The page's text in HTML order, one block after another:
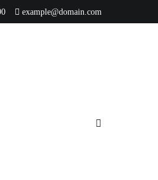
example@domain.com